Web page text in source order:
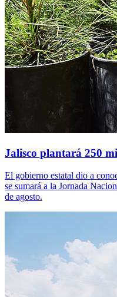
Jalisco plantará 250
El gobierno estatal dio a
se sumará a la Jornada
de agosto.